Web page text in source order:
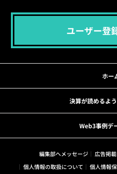
ユーザー登
ホー
決算が読めるよ
Web3事例デ
編集部へメッセージ 広告掲
個人情報の取扱について
個人情報